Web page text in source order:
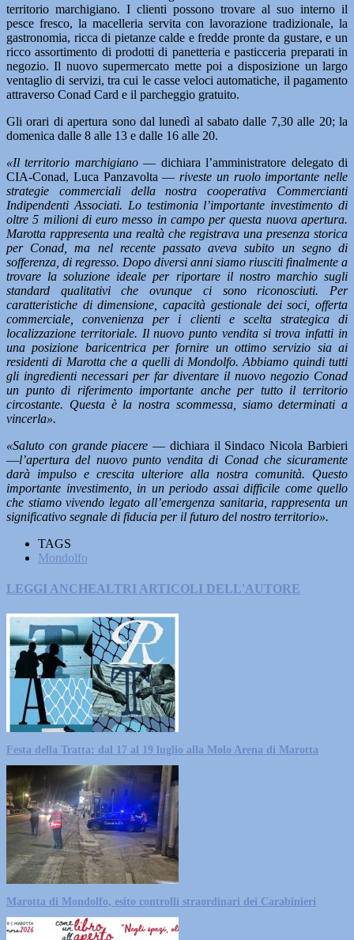
territorio marchigiano. I clienti possono trovare al suo interno il
pesce fresco, la macelleria servita con lavorazione tradizionale, la
gastronomia, ricca di pietanze calde e fredde pronte da gustare, e un
ricco assortimento di prodotti di panetteria e pasticceria preparati in
negozio. Il nuovo supermercato mette poi a disposizione un largo
ventaglio di servizi, tra cui le casse veloci automatiche, il pagamento
attraverso Conad Card e il parcheggio gratuito.
Gli orari di apertura sono dal lunedì al sabato dalle 7,30 alle 20; la
domenica dalle 8 alle 13 e dalle 16 alle 20.
«Il territorio marchigiano— dichiara l’amministratore delegato di
CIA-Conad, Luca Panzavolta — riveste un ruolo importante nelle
strategie commerciali della nostra cooperativa Commercianti
Indipendenti Associati. Lo testimonia l’importante investimento di
oltre 5 milioni di euro messo in campo per questa nuova apertura.
Marotta rappresenta una realtà che registrava una presenza storica
per Conad, ma nel recente passato aveva subito un segno di
sofferenza, di regresso. Dopo diversi anni siamo riusciti finalmente a
trovare la soluzione ideale per riportare il nostro marchio sugli
standard qualitativi che ovunque ci sono riconosciuti. Per
caratteristiche di dimensione, capacità gestionale dei soci, offerta
commerciale, convenienza per i clienti e scelta strategica di
localizzazione territoriale. Il nuovo punto vendita si trova infatti in
una posizione baricentrica per fornire un ottimo servizio sia ai
residenti di Marotta che a quelli di Mondolfo. Abbiamo quindi tutti
gli ingredienti necessari per far diventare il nuovo negozio Conad
un punto di riferimento importante anche per tutto il territorio
circostante. Questa è la nostra scommessa, siamo determinati a
vincerla».
«Saluto con grande piacere — dichiara il Sindaco Nicola Barbieri
—l’apertura del nuovo punto vendita di Conad che sicuramente
darà impulso e crescita ulteriore alla nostra comunità. Questo
importante investimento, in un periodo assai difficile come quello
che stiamo vivendo legato all’emergenza sanitaria, rappresenta un
significativo segnale di fiducia per il futuro del nostro territorio».
TAGS
Mondolfo
LEGGI ANCHEALTRI ARTICOLI DELL'AUTORE
Festa della Tratta: dal 17 al 19 luglio alla Molo Arena di Marotta
Marotta di Mondolfo, esito controlli straordinari dei Carabinieri